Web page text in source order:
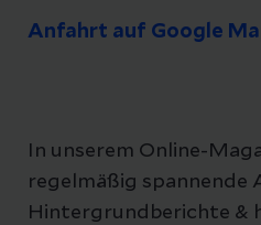
Anfahrt auf Google
In unserem Online-
regelmäßig spannende
Hintergrundberichte &